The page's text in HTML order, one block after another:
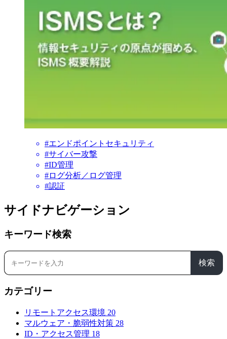
#エンドポイントセキュリティ
#サイバー攻撃
#ID管理
#ログ分析／ログ管理
#認証
サイドナビゲーション
キーワード検索
検索
カテゴリー
リモートアクセス環境 20
マルウェア・脆弱性対策 28
ID・アクセス管理 18